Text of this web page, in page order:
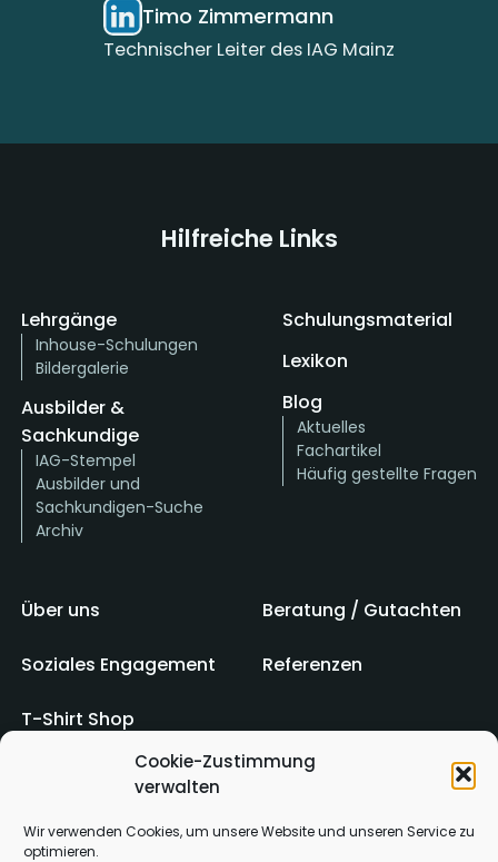
Cookie-Zustimmung
verwalten
Wir verwenden Cookies, um unsere Website und unseren Service zu
optimieren.
Timo Zimmermann
Technischer Leiter des IAG Mainz
Hilfreiche Links
Lehrgänge
Inhouse-Schulungen
Bildergalerie
Ausbilder &
Sachkundige
IAG-Stempel
Ausbilder und
Sachkundigen-Suche
Archiv
Schulungsmaterial
Lexikon
Blog
Aktuelles
Fachartikel
Häufig gestellte Fragen
Über uns Beratung / Gutachten
Soziales Engagement Referenzen
T-Shirt Shop
Impressum AGB